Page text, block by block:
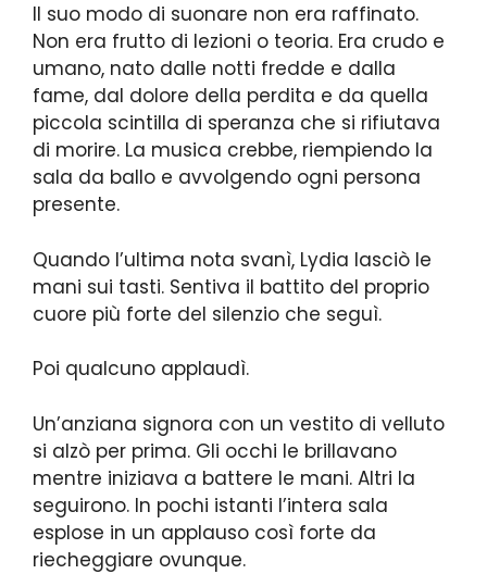
Il suo modo di suonare non era raffinato.
Non era frutto di lezioni o teoria. Era crudo e
umano, nato dalle notti fredde e dalla
fame, dal dolore della perdita e da quella
piccola scintilla di speranza che si rifiutava
di morire. La musica crebbe, riempiendo la
sala da ballo e avvolgendo ogni persona
presente.
Quando l’ultima nota svanì, Lydia lasciò le
mani sui tasti. Sentiva il battito del proprio
cuore più forte del silenzio che seguì.
Poi qualcuno applaudì.
Un’anziana signora con un vestito di velluto
si alzò per prima. Gli occhi le brillavano
mentre iniziava a battere le mani. Altri la
seguirono. In pochi istanti l’intera sala
esplose in un applauso così forte da
riecheggiare ovunque.